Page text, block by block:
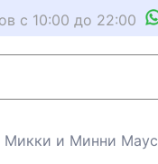
с 10:00 до 22:00
Микки и Минни Маус